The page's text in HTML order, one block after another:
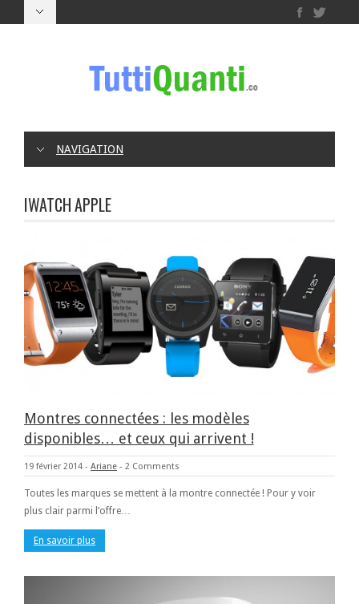
NAVIGATION
IWATCH APPLE
Montres connectées : les modèles
disponibles… et ceux qui arrivent !
19 février 2014 - Ariane - 2 Comments
Toutes les marques se mettent à la montre connectée ! Pour y voir
plus clair parmi l’offre…
En savoir plus